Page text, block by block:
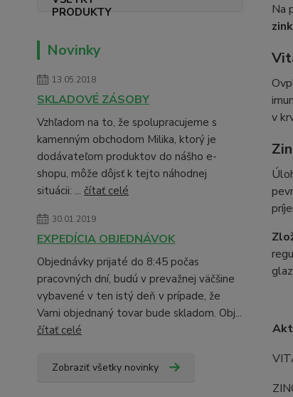
Novinky
13.05.2018
SKLADOVÉ ZÁSOBY
Vzhľadom na to, že spolupracujeme s
kamenným obchodom Milika, ktorý je
dodávateľom produktov do nášho e-
shopu, môže dôjsť k tejto náhodnej
situácii: ... čítať celé
30.01.2019
EXPEDÍCIA OBJEDNÁVOK
Objednávky prijaté do 8:45 počas
pracovných dní, budú v prevažnej väčšine
vybavené v ten istý deň v prípade, že
Vami objednaný tovar bude skladom. Obj...
čítať celé
Zobraziť všetky novinky
Na
v